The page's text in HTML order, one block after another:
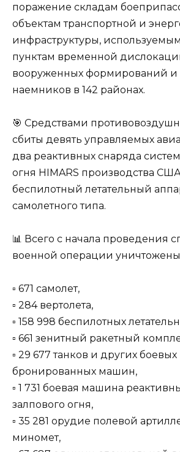
поражение складам
объектам транспортной и
инфраструктуры,
пунктам временной
вооруженных формирований и
наемников в 142 районах.
🎯 Средствами
сбиты девять управляемых
два реактивных снаряда
огня HIMARS производства США
беспилотный летательный
самолетного типа.
📊 Всего с начала проведения
военной операции
▫️ 671 самолет,
▫️ 284 вертолета,
▫️ 158 998 беспилотных
▫️ 661 зенитный ракетный
▫️ 29 677 танков и других боевых
бронированных машин,
▫️ 1 731 боевая машина
залпового огня,
▫️ 35 281 орудие полевой
миномет,